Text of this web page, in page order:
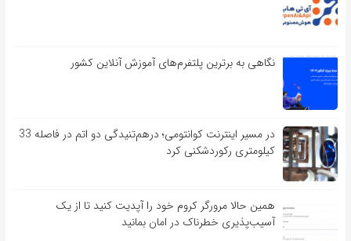
نگاهی به برترین پلتفرم‌های آموزش آنلاین کشور
در مسیر اینترنت کوانتومی؛ درهم‌تنیدگی دو اتم در فاصله 33
کیلومتری رکوردشکنی کرد
همین حالا مرورگر کروم خود را آپدیت کنید تا از یک
آسیب‌‌‌‌پذیری خطرناک در امان بمانید